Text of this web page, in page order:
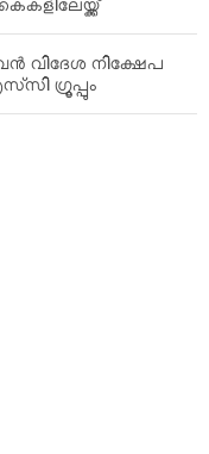
വിദേശ നിക്ഷേപ
ഗ്രൂപ്പും